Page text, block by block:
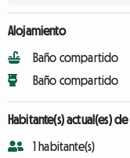
Alojamiento
Baño compartido
Baño compartido
Habitante(s) actual(es)
1 habitante(s)